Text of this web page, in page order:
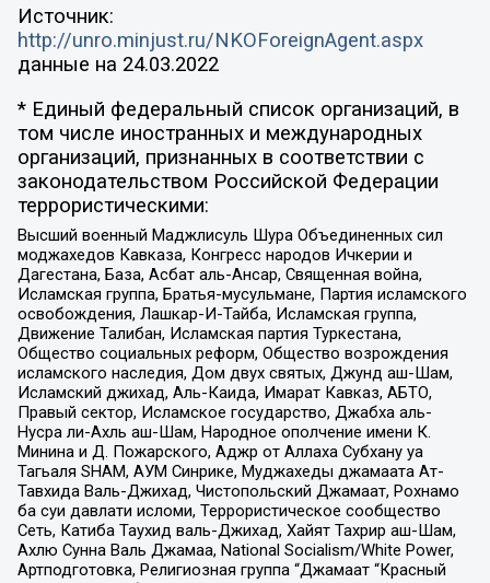
Источник:
http://unro.minjust.ru/NKOForeignAgent.aspx
данные на 24.03.2022
* Единый федеральный список организаций, в
том числе иностранных и международных
организаций, признанных в соответствии с
законодательством Российской Федерации
террористическими:
Высший военный Маджлисуль Шура Объединенных сил
моджахедов Кавказа, Конгресс народов Ичкерии и
Дагестана, База, Асбат аль-Ансар, Священная война,
Исламская группа, Братья-мусульмане, Партия исламского
освобождения, Лашкар-И-Тайба, Исламская группа,
Движение Талибан, Исламская партия Туркестана,
Общество социальных реформ, Общество возрождения
исламского наследия, Дом двух святых, Джунд аш-Шам,
Исламский джихад, Аль-Каида, Имарат Кавказ, АБТО,
Правый сектор, Исламское государство, Джабха аль-
Нусра ли-Ахль аш-Шам, Народное ополчение имени К.
Минина и Д. Пожарского, Аджр от Аллаха Субхану уа
Тагьаля SHAM, АУМ Синрике, Муджахеды джамаата Ат-
Тавхида Валь-Джихад, Чистопольский Джамаат, Рохнамо
ба суи давлати исломи, Террористическое сообщество
Сеть, Катиба Таухид валь-Джихад, Хайят Тахрир аш-Шам,
Ахлю Сунна Валь Джамаа, National Socialism/White Power,
Артподготовка, Религиозная группа “Джамаат “Красный